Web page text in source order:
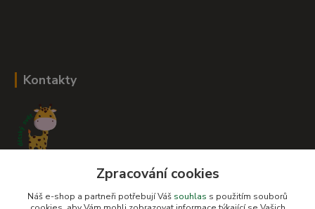
Kontakty
+420 604 278 943
Zpracování cookies
Náš e-shop a partneři potřebují Váš souhlas s použitím souborů